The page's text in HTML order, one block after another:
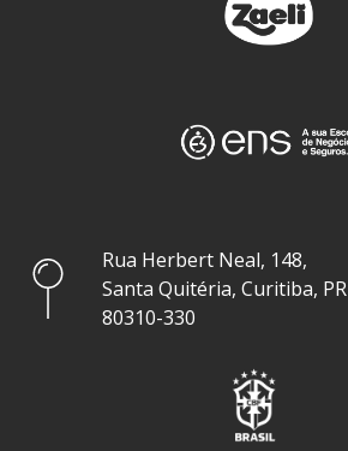
Rua Herbert Neal, 148,
Santa Quitéria, Curitiba, PR
80310-330